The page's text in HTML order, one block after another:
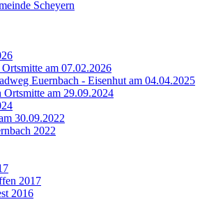
Scheyern
am 07.02.2026
Euernbach - Eisenhut am 04.04.2025
am 29.09.2024
30.09.2022
2022
2017
2016